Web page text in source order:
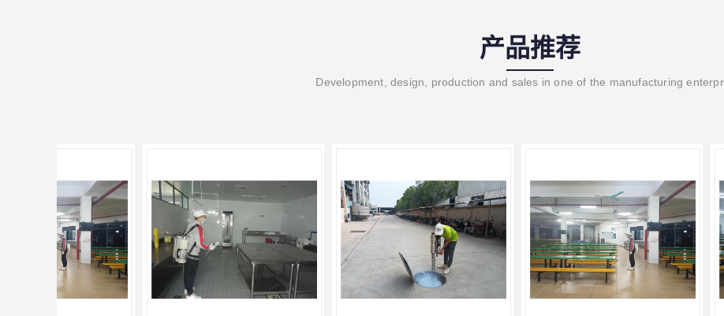
产品推荐
Development, design, production and sales in one of the manufacturing